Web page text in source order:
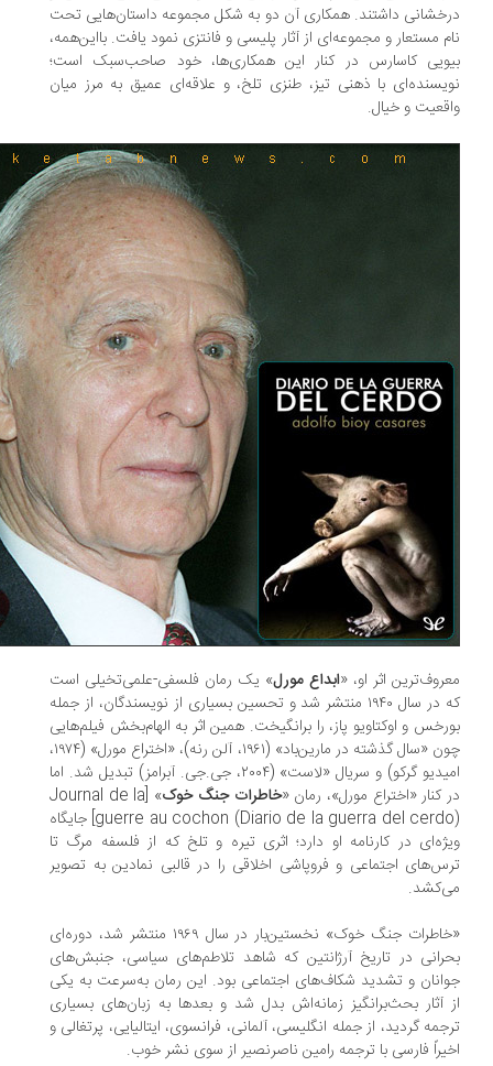
داشتند. همکاری آن دو به شکل مجموعه داستان‌هایی تحت
مستعار و مجموعه‌ای از آثار پلیسی و فانتزی نمود یافت. بااین‌همه،
کاسارس در کنار این همکاری‌ها، خود صاحب‌سبک است؛
با ذهنی تیز، طنزی تلخ، و علاقه‌ای عمیق به مرز میان
و خیال.
اثر او، «ابداع مورل» یک رمان فلسفی-علمی‌تخیلی است
که در سال ۱۹۴۰ منتشر شد و تحسین بسیاری از نویسندگان، از جمله
و اوکتاویو پاز، را برانگیخت. همین اثر به الهام‌بخش فیلم‌هایی
چون «سال گذشته در مارین‌باد» (۱۹۶۱، آلن رنه)، «اختراع مورل» (۱۹۷۴،
امیدیو گرکو) و سریال «لاست» (۲۰۰۴، جی.جی. آبرامز) تبدیل شد. اما
کنار «اختراع مورل»، رمان « خاطرات جنگ خوک
» [Journal de la
guerre au cochon (Diario de la guerra del cerdo)] جایگاه
در کارنامه‌ او دارد؛ اثری تیره‌ و تلخ که از فلسفه‌ مرگ تا
اجتماعی و فروپاشی اخلاقی را در قالبی نمادین به تصویر
«خاطرات جنگ خوک» نخستین‌بار در سال ۱۹۶۹ منتشر شد، دوره‌ای
در تاریخ آرژانتین که شاهد تلاطم‌های سیاسی، جنبش‌های
و تشدید شکاف‌های اجتماعی بود. این رمان به‌سرعت به یکی
آثار بحث‌برانگیز زمانه‌اش بدل شد و بعدها به زبان‌های بسیاری
گردید، از جمله انگلیسی، آلمانی، فرانسوی، ایتالیایی، پرتغالی و
فارسی با ترجمه رامین ناصرنصیر از سوی نشر خوب.